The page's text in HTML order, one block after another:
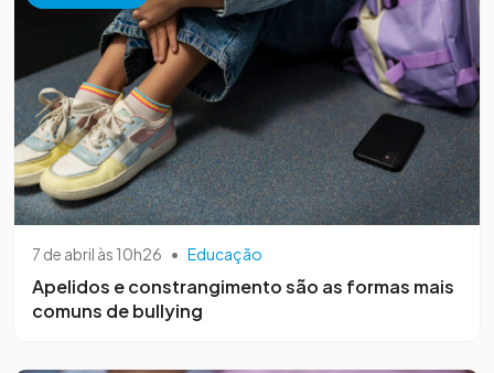
7 de abril às 10h26 • Educação
Apelidos e constrangimento são as formas mais
comuns de bullying